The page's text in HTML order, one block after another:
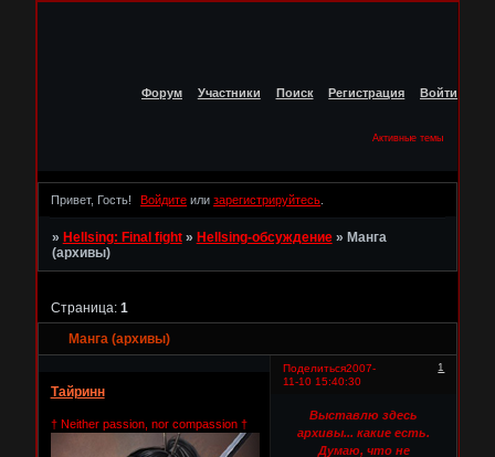
Форум Участники Поиск Регистрация Войти
Активные темы
Привет, Гость! Войдите илизарегистрируйтесь
» Hellsing: Final fight » Hellsing-обсуждение » Манга
(архивы)
Манга (архивы)
Страница: 1
Поделиться 1
2007-
11-10 15:40:30
Тайринн
† Neither passion, nor compassion †
Выставлю здесь
архивы... какие есть.
Думаю, что не